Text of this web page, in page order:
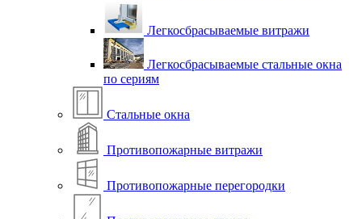
Легкосбрасываемые витражи
Легкосбрасываемые стальные окна
по сериям
Стальные окна
Противопожарные витражи
Противопожарные перегородки